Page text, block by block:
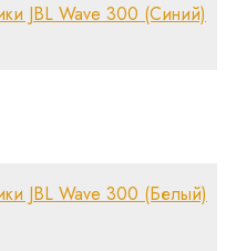
JBL Wave 300 (Синий)
JBL Wave 300 (Белый)